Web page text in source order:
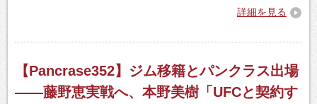
詳細を見る
【Pancrase352】ジム移籍とパンクラス出場
――藤野恵実戦へ、本野美樹「UFCと契約す